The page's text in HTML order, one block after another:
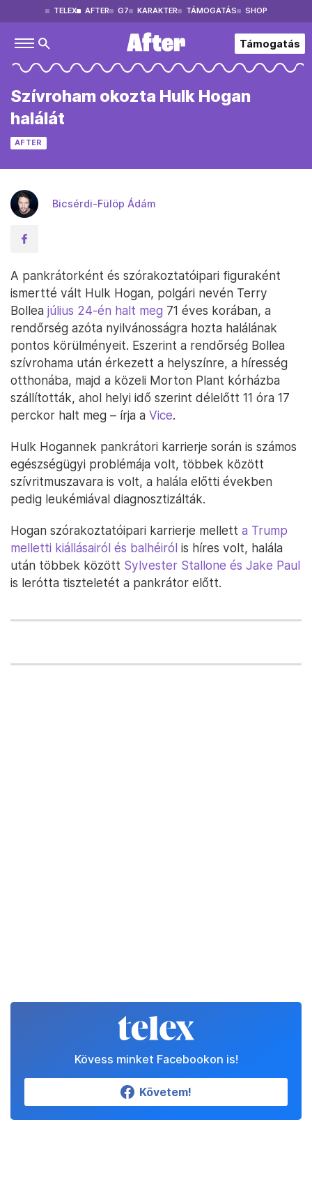
TELEX AFTER G7 KARAKTER TÁMOGATÁS SHOP
Támogatás
Szívroham okozta Hulk Hogan
halálát
AFTER
Bicsérdi-Fülöp Ádám
A pankrátorként és szórakoztatóipari figuraként
ismertté vált Hulk Hogan, polgári nevén Terry
Bollea július 24-én halt meg 71 éves korában, a
rendőrség azóta nyilvánosságra hozta halálának
pontos körülményeit. Eszerint a rendőrség Bollea
szívrohama után érkezett a helyszínre, a híresség
otthonába, majd a közeli Morton Plant kórházba
szállították, ahol helyi idő szerint délelőtt 11 óra 17
perckor halt meg – írja a Vice.
Hulk Hogannek pankrátori karrierje során is számos
egészségügyi problémája volt, többek között
szívritmuszavara is volt, a halála előtti években
pedig leukémiával diagnosztizálták.
Hogan szórakoztatóipari karrierje mellett a Trump
melletti kiállásairól és balhéiról is híres volt, halála
után többek között Sylvester Stallone és Jake Paul
is lerótta tiszteletét a pankrátor előtt.
Kövess minket Facebookon is!
Követem!